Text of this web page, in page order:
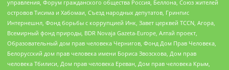
управления, Форум гражданского общества Россия, Беллона, Союз жителей
островов Тисима и Хабомаи, Съезд народных депутатов, Гринпис
Интернешнл, Фонд борьбы с коррупцией Инк, Завет церквей TCCN, Агора,
Всемирный фонд природы, BDR Novaja Gazeta-Europe, Алтай проект,
Образовательный дом прав человека Чернигов, Фонд Дом Прав Человека,
Белорусский дом прав человека имени Бориса Звозскова, Дом прав
человека Тбилиси, Дом прав человека Ереван, Дом прав человека Крым,